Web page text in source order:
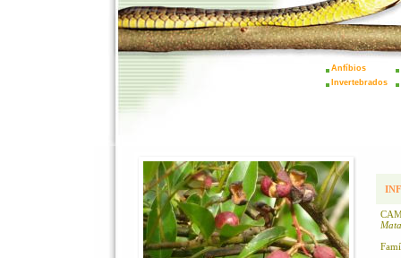
Anfíbios
Invertebrados